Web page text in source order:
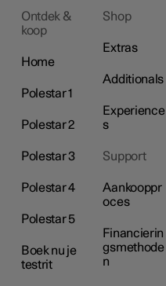
Ontdek &
koop
Home
Polestar 1
Polestar 2
Polestar 3
Polestar 4
Polestar 5
Boek nu je
testrit
Shop
Extras
Additionals
Experience
s
Support
Aankooppr
oces
Financierin
gsmethode
n